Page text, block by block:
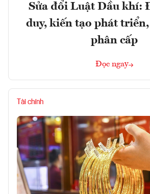
Sửa đổi Luật Dầu khí:
duy, kiến tạo phát
phân cấp
Đọc ngay
Tài chính